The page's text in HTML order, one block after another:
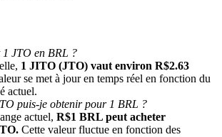
1 JTO en BRL ?
1 JITO (JTO) vaut environ R$2.63
se met à jour en temps réel en fonction du
actuel.
puis-je obtenir pour 1 BRL ?
actuel, R$1 BRL peut acheter
Cette valeur fluctue en fonction des